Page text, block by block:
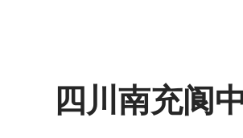
四川南充阆